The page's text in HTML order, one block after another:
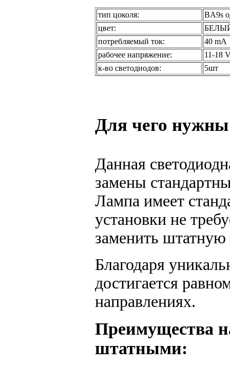
тип цоколя:
BA9s
цвет:
потребляемый ток:
40 mA
рабочее напряжение:
11-18
к-во светодиодов:
5шт
Для чего
Данная
замены
Лампа имеет
установки не
заменить
Благодаря
достигается
направлениях.
Преимущества
штатными: